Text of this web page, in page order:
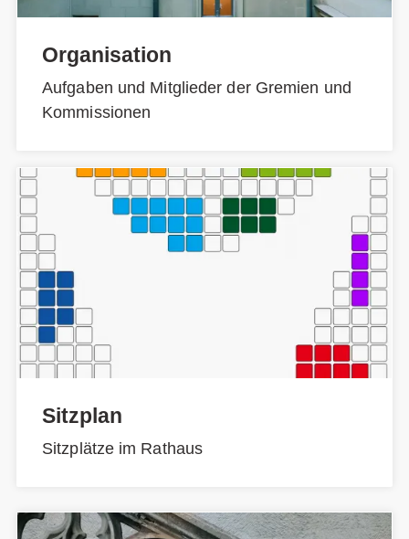
Organisation
Aufgaben und Mitglieder der Gremien und
Kommissionen
Sitzplan
Sitzplätze im Rathaus